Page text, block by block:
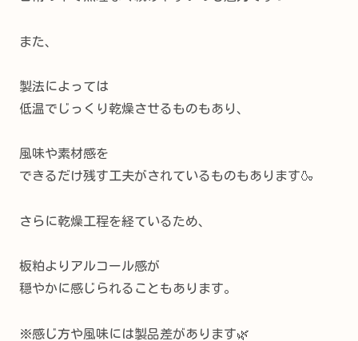
また、
製法によっては
低温でじっくり乾燥させるものもあり、
風味や素材感を
できるだけ残す工夫がされているものもあります🍶
さらに乾燥工程を経ているため、
板粕よりアルコール感が
穏やかに感じられることもあります。
※感じ方や風味には製品差があります🌿